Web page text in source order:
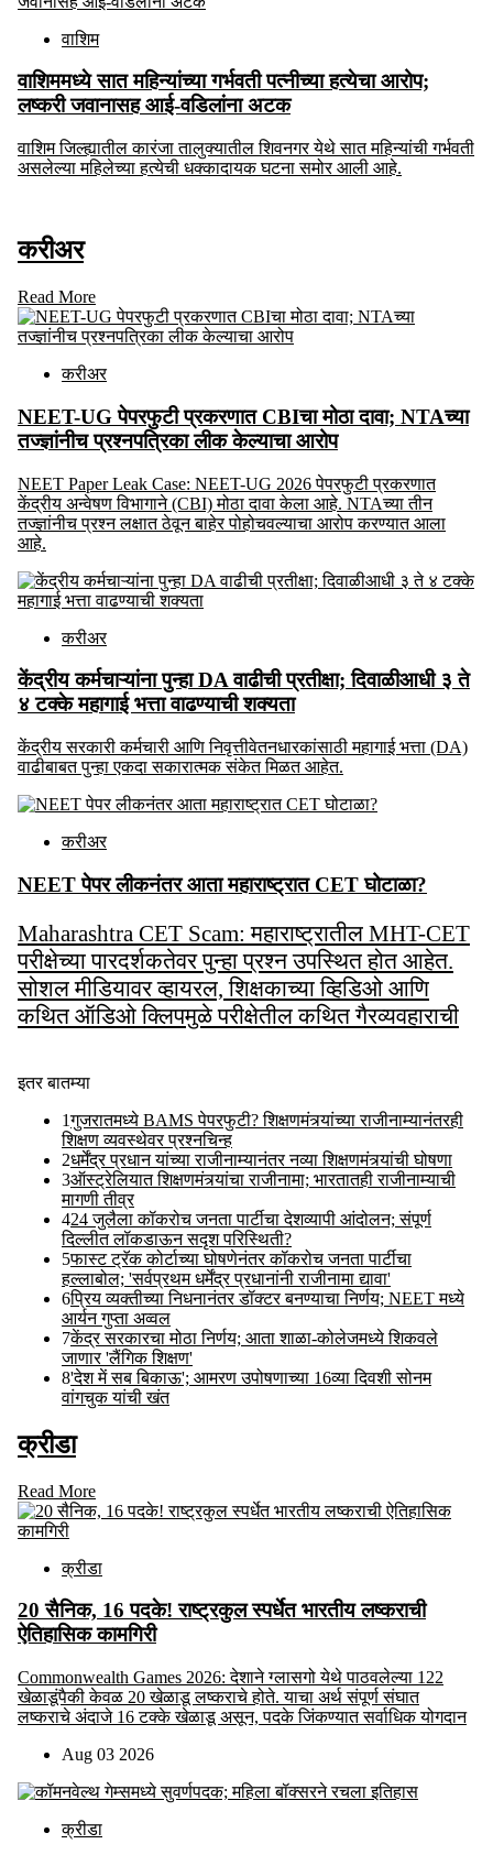
वाशिम
वाशिममध्ये सात महिन्यांच्या गर्भवती पत्नीच्या हत्येचा आरोप;
लष्करी जवानासह आई-वडिलांना अटक
वाशिम जिल्ह्यातील कारंजा तालुक्यातील शिवनगर येथे सात महिन्यांची गर्भवती
असलेल्या महिलेच्या हत्येची धक्कादायक घटना समोर आली आहे.
करीअर
Read More
करीअर
NEET-UG पेपरफुटी प्रकरणात CBIचा मोठा दावा; NTAच्या
तज्ज्ञांनीच प्रश्नपत्रिका लीक केल्याचा आरोप
NEET Paper Leak Case: NEET-UG 2026 पेपरफुटी प्रकरणात
केंद्रीय अन्वेषण विभागाने (CBI) मोठा दावा केला आहे. NTAच्या तीन
तज्ज्ञांनीच प्रश्न लक्षात ठेवून बाहेर पोहोचवल्याचा आरोप करण्यात आला
आहे.
करीअर
केंद्रीय कर्मचाऱ्यांना पुन्हा DA वाढीची प्रतीक्षा; दिवाळीआधी ३ ते
४ टक्के महागाई भत्ता वाढण्याची शक्यता
केंद्रीय सरकारी कर्मचारी आणि निवृत्तीवेतनधारकांसाठी महागाई भत्ता (DA)
वाढीबाबत पुन्हा एकदा सकारात्मक संकेत मिळत आहेत.
करीअर
NEET पेपर लीकनंतर आता महाराष्ट्रात CET घोटाळा?
Maharashtra CET Scam: महाराष्ट्रातील MHT-CET
परीक्षेच्या पारदर्शकतेवर पुन्हा प्रश्न उपस्थित होत आहेत.
सोशल मीडियावर व्हायरल, शिक्षकाच्या व्हिडिओ आणि
कथित ऑडिओ क्लिपमुळे परीक्षेतील कथित गैरव्यवहाराची
इतर बातम्या
1गुजरातमध्ये BAMS पेपरफुटी? शिक्षणमंत्र्यांच्या राजीनाम्यानंतरही
शिक्षण व्यवस्थेवर प्रश्नचिन्ह
2धर्मेंद्र प्रधान यांच्या राजीनाम्यानंतर नव्या शिक्षणमंत्र्यांची घोषणा
3ऑस्ट्रेलियात शिक्षणमंत्र्यांचा राजीनामा; भारतातही राजीनाम्याची
मागणी तीव्र
424 जुलैला कॉकरोच जनता पार्टीचा देशव्यापी आंदोलन; संपूर्ण
दिल्लीत लॉकडाऊन सदृश परिस्थिती?
5फास्ट ट्रॅक कोर्टाच्या घोषणेनंतर कॉकरोच जनता पार्टीचा
हल्लाबोल; 'सर्वप्रथम धर्मेंद्र प्रधानांनी राजीनामा द्यावा'
6प्रिय व्यक्तीच्या निधनानंतर डॉक्टर बनण्याचा निर्णय; NEET मध्ये
आर्यन गुप्ता अव्वल
7केंद्र सरकारचा मोठा निर्णय; आता शाळा-कोलेजमध्ये शिकवले
जाणार 'लैंगिक शिक्षण'
8'देश में सब बिकाऊ'; आमरण उपोषणाच्या 16व्या दिवशी सोनम
वांगचुक यांची खंत
क्रीडा
Read More
क्रीडा
20 सैनिक, 16 पदके! राष्ट्रकुल स्पर्धेत भारतीय लष्कराची
ऐतिहासिक कामगिरी
Commonwealth Games 2026: देशाने ग्लासगो येथे पाठवलेल्या 122
खेळाडूंपैकी केवळ 20 खेळाडू लष्कराचे होते. याचा अर्थ संपूर्ण संघात
लष्कराचे अंदाजे 16 टक्के खेळाडू असून, पदके जिंकण्यात सर्वाधिक योगदान
Aug 03 2026
क्रीडा